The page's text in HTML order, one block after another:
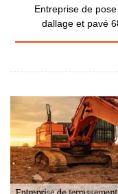
Entreprise de
dallage et pavé